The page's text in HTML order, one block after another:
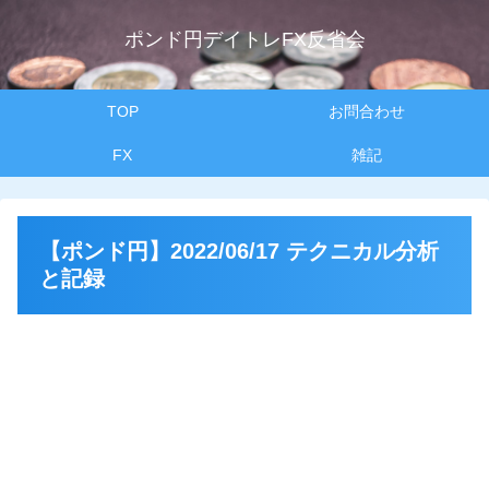
ポンド円デイトレFX反省会
TOP お問合わせ
FX 雑記
【ポンド円】2022/06/17 テクニカル分析
と記録